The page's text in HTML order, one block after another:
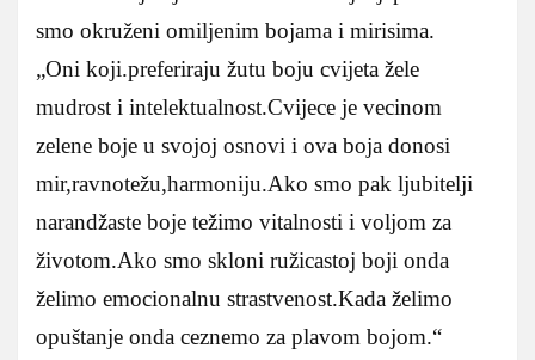
smo okruženi omiljenim bojama i mirisima.
„Oni koji.preferiraju žutu boju cvijeta žele
mudrost i intelektualnost.Cvijece je vecinom
zelene boje u svojoj osnovi i ova boja donosi
mir,ravnotežu,harmoniju.Ako smo pak ljubitelji
narandžaste boje težimo vitalnosti i voljom za
životom.Ako smo skloni ružicastoj boji onda
želimo emocionalnu strastvenost.Kada želimo
opuštanje onda ceznemo za plavom bojom.“